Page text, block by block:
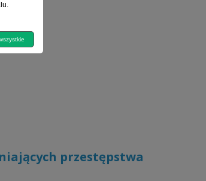
przestępstwa